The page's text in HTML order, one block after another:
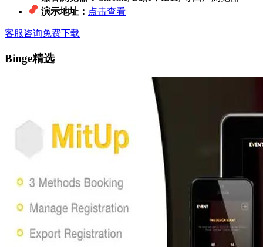
演示地址： 点击查看
客服咨询免费下载
Binge精选